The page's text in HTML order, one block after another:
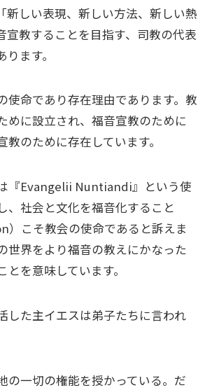
新しい表現、新しい方法、新しい熱
宣教することを目指す、司教の代表
ます。
使命であり存在理由であります。教
めに設立され、福音宣教のために
のために存在しています。
『Evangelii Nuntiandi』という使
、社会と文化を福音化すること
）こそ教会の使命であると訴えま
世界をより福音の教えにかなった
を意味しています。
した主イエスは弟子たちに言われ
の一切の権能を授かっている。だ